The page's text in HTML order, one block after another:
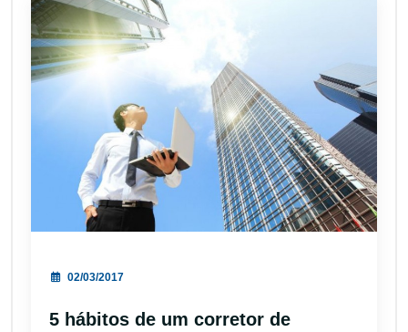
02/03/2017
5 hábitos de um corretor de